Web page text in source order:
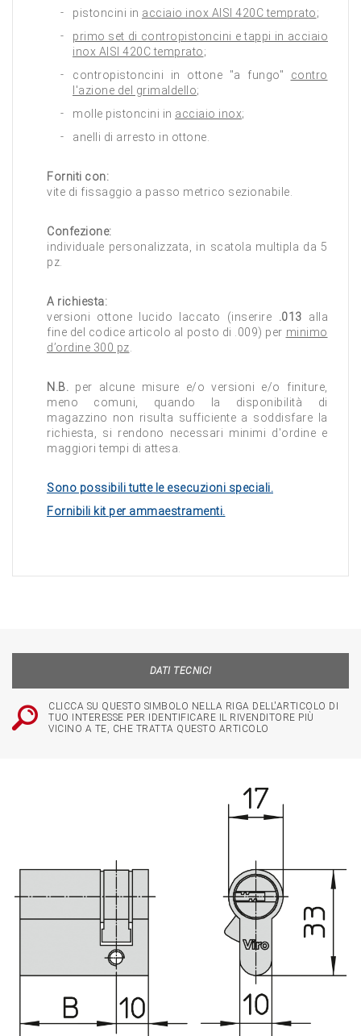
pistoncini in acciaio inox AISI 420C temprato;
primo set di contropistoncini e tappi in acciaio
inox AISI 420C temprato;
contropistoncini in ottone "a fungo" contro
l'azione del grimaldello;
molle pistoncini in acciaio inox;
anelli di arresto in ottone.
Forniti con:
vite di fissaggio a passo metrico sezionabile.
Confezione:
individuale personalizzata, in scatola multipla da 5
pz.
A richiesta:
versioni ottone lucido laccato (inserire .013 alla
fine del codice articolo al posto di .009) per minimo
d’ordine 300 pz
N.B. per alcune misure e/o versioni e/o finiture,
meno comuni, quando la disponibilità di
magazzino non risulta sufficiente a soddisfare la
richiesta, si rendono necessari minimi d'ordine e
maggiori tempi di attesa.
Sono possibili tutte le esecuzioni speciali.
Fornibili kit per ammaestramenti.
DATI TECNICI
CLICCA SU QUESTO SIMBOLO NELLA RIGA DELL'ARTICOLO DI
TUO INTERESSE PER IDENTIFICARE IL RIVENDITORE PIÙ
VICINO A TE, CHE TRATTA QUESTO ARTICOLO